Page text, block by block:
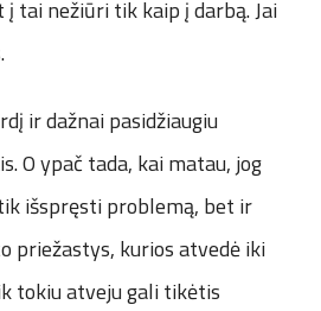
į tai nežiūri tik kaip į darbą. Jai
ir dažnai pasidžiaugiu
O ypač tada, kai matau, jog
išspręsti problemą, bet ir
priežastys, kurios atvedė iki
tokiu atveju gali tikėtis